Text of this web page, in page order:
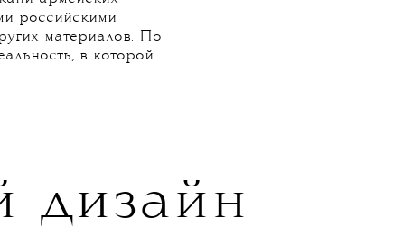
пикник, и в
пакетом,
И в своих
среде», —
соответствует
материалов.
б/у джинсы
армейских
российскими
материалов. По